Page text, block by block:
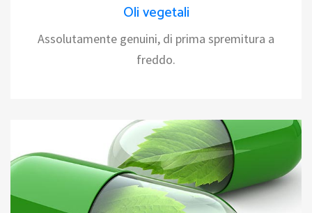
Oli vegetali
Assolutamente genuini, di prima spremitura a
freddo.